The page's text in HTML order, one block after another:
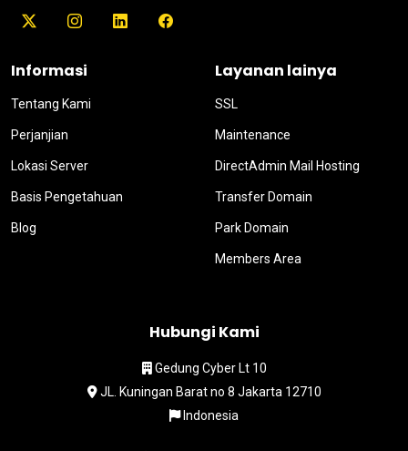
Informasi
Tentang Kami
Perjanjian
Lokasi Server
Basis Pengetahuan
Blog
Layanan lainya
SSL
Maintenance
DirectAdmin Mail Hosting
Transfer Domain
Park Domain
Members Area
Hubungi Kami
Gedung Cyber Lt 10
JL. Kuningan Barat no 8 Jakarta 12710
Indonesia